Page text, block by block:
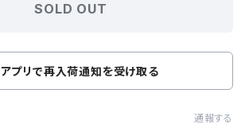
SOLD OUT
アプリで再入荷通知を受け取る
通報する